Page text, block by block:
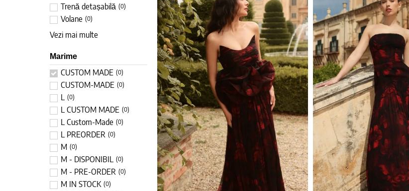
Trenă detașabilă (0)
Volane (0)
Vezi mai multe
Marime
CUSTOM MADE (0)
CUSTOM-MADE (0)
L (0)
L CUSTOM MADE (0)
L Custom-Made (0)
L PREORDER (0)
M (0)
M - DISPONIBIL (0)
M - PRE-ORDER (0)
M IN STOCK (0)